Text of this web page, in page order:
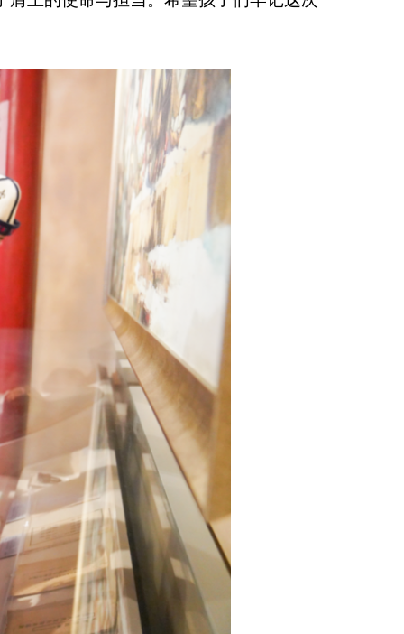
人民革命军事博
到国防事业的飞
，追思英烈壮举，
，将来做有担当、
交融的暖心融情
让昆阿两地的深情